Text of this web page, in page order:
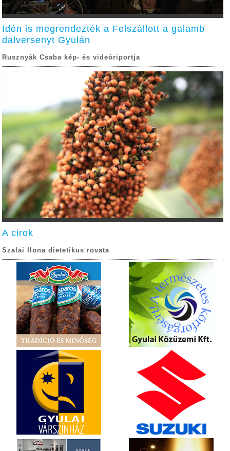
Idén is megrendezték a Felszállott a galamb
dalversenyt Gyulán
Rusznyák Csaba kép- és videóriportja
A cirok
Szalai Ilona dietetikus rovata